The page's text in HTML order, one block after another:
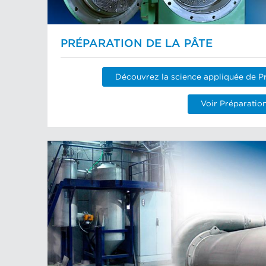
PRÉPARATION DE LA PÂTE
Découvrez la science appliquée de
Voir